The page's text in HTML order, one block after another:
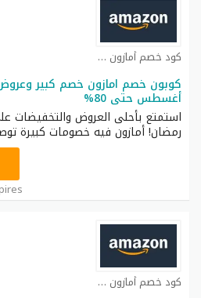
كود خصم أمازون كوبون
كوبون خصم امازون خصم كبير
أغسطس حتى 80%
استمتع بأحلى العروض والتخفيضات
رمضان! أمازون فيه خصومات كبيرة
كود خصم أمازون كوبون